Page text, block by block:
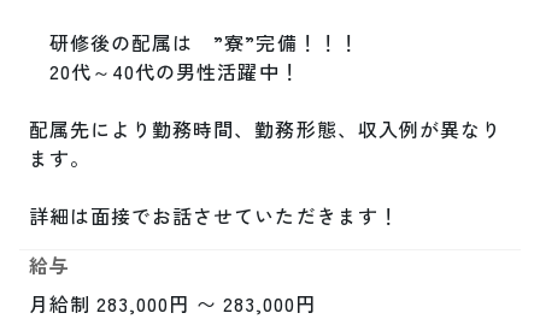
研修後の配属は　”寮”完備！！！
20代～40代の男性活躍中！
配属先により勤務時間、勤務形態、収入例が異なり
ます。
詳細は面接でお話させていただきます！
給与
月給制 283,000円 〜 283,000円